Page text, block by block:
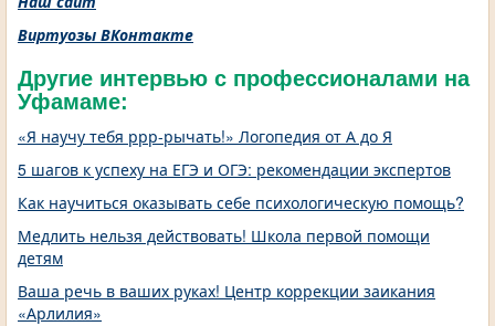
Виртуозы ВКонтакте
Другие интервью с профессионалами на
Уфамаме:
«Я научу тебя ррр-рычать!» Логопедия от А до Я
5 шагов к успеху на ЕГЭ и ОГЭ: рекомендации экспертов
Как научиться оказывать себе психологическую помощь?
Медлить нельзя действовать! Школа первой помощи
детям
Ваша речь в ваших руках! Центр коррекции заикания
«Арлилия»